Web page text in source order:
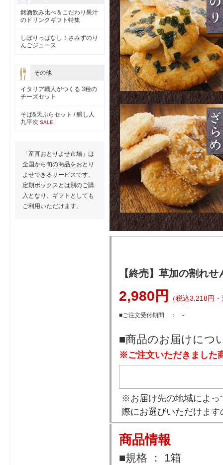
【終売】草加の割れせ
2,980円 （税込3,218円
■ご注文受付期間 ： -
■商品のお届けにつ
※ご注文いただきました
※お届け先の地域によっ
際にお選びいただけま
商品情報
■規格 ： 1箱
銘酒飲み比べ＆こだわり果汁
のドリンクギフト特集
しぼりっぱなし！さみずのり
んごジュース
その他
イタリア職人がつくる 3種の
チーズセット
そば&天ぷらセット / 醸し人
九平次 SALE
「産直おとりよせ市場」は
全国から旬の商品をおとり
よせできるサービスです。
定期ボックスとは別のご購
入となり、ギフトとしても
ご利用いただけます。